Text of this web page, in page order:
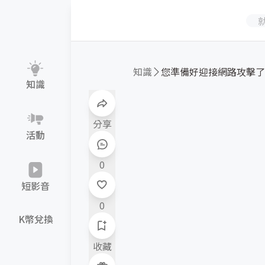
知識
活動
短影音
K幣兌換
分享
0
0
收藏
知識 您準備好迎接網路攻擊